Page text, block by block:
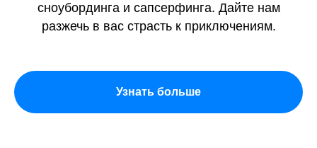
сноубординга и сапсерфинга. Дайте нам
разжечь в вас страсть к приключениям.
Узнать больше